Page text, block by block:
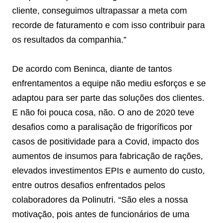
cliente, conseguimos ultrapassar a meta com
recorde de faturamento e com isso contribuir para
os resultados da companhia.”
De acordo com Beninca, diante de tantos
enfrentamentos a equipe não mediu esforços e se
adaptou para ser parte das soluções dos clientes.
E não foi pouca cosa, não. O ano de 2020 teve
desafios como a paralisação de frigoríficos por
casos de positividade para a Covid, impacto dos
aumentos de insumos para fabricação de rações,
elevados investimentos EPIs e aumento do custo,
entre outros desafios enfrentados pelos
colaboradores da Polinutri. “São eles a nossa
motivação, pois antes de funcionários de uma